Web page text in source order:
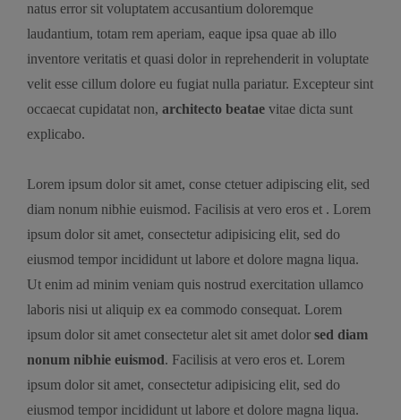
natus error sit voluptatem accusantium doloremque
laudantium, totam rem aperiam, eaque ipsa quae ab illo
inventore veritatis et quasi dolor in reprehenderit in voluptate
velit esse cillum dolore eu fugiat nulla pariatur. Excepteur sint
occaecat cupidatat non, architecto beatae vitae dicta sunt
explicabo.
Lorem ipsum dolor sit amet, conse ctetuer adipiscing elit, sed
diam nonum nibhie euismod. Facilisis at vero eros et . Lorem
ipsum dolor sit amet, consectetur adipisicing elit, sed do
eiusmod tempor incididunt ut labore et dolore magna liqua.
Ut enim ad minim veniam quis nostrud exercitation ullamco
laboris nisi ut aliquip ex ea commodo consequat. Lorem
ipsum dolor sit amet consectetur alet sit amet dolor sed diam
nonum nibhie euismod. Facilisis at vero eros et. Lorem
ipsum dolor sit amet, consectetur adipisicing elit, sed do
eiusmod tempor incididunt ut labore et dolore magna liqua.